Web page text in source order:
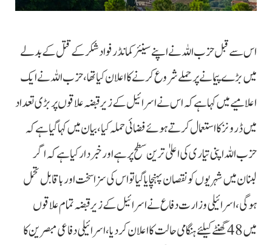
اس سے قبل حزب اللہ نے اپنے سینئر کمانڈر فواد شکر کے قتل کے بدلے
میں بڑے پیمانے پر حملے شروع کرنے کا اعلان کیا تھا، حزب اللہ نے ایک
اعلامیے میں کہا ہے کہ اس نے اسرائیل کے زیر قبضہ علاقوں پر بڑی تعداد
میں ڈرونز کا استعمال کرتے ہوئے فضائی حملہ کیا، بیان میں کہا گیا ہے کہ
حزب اللہ اپنی تیاری کی اعلیٰ ترین سطح پر ہے اور خبردار کیا ہے کہ اگر
لبنان میں شہریوں کو نقصان پہنچایا گیا تو اس کی سزا سخت اور باقابل تحمل
ہوگی، اسرائیلی وزارت دفاع نے اسرائیل کے زیر قبضہ تمام علاقوں
میں 48 گھنٹے کیلئے ہنگامی حالت کا اعلان کردیا، اسرائیلی دفاعی مبصرین کا